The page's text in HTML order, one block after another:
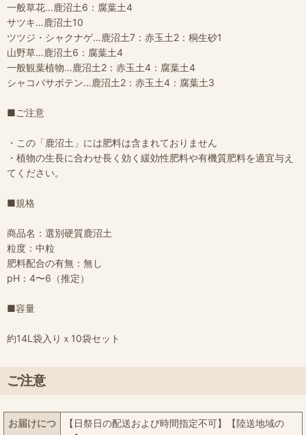
一般草花…鹿沼土6：腐葉土4
サツキ…鹿沼土10
ツツジ・シャクナゲ…鹿沼土7：赤玉土2：桐生砂1
山野草…鹿沼土6：腐葉土4
一般観葉植物…鹿沼土2：赤玉土4：腐葉土4
シャコバサボテン…鹿沼土2：赤玉土4：腐葉土3
■ご注意
・この「鹿沼土」には肥料は含まれておりません
・植物の生長に合わせ長く効く緩効性肥料や有機質肥料を適宜与え
てください。
■規格
商品名：選別硬質鹿沼土
粒度：中粒
肥料配合の有無：無し
pH：4〜6（推定）
■容量
約14L袋入りｘ10袋セット
ご注意
お届けにつ
【日祭日の配送および時間指定不可】【陸送地域の